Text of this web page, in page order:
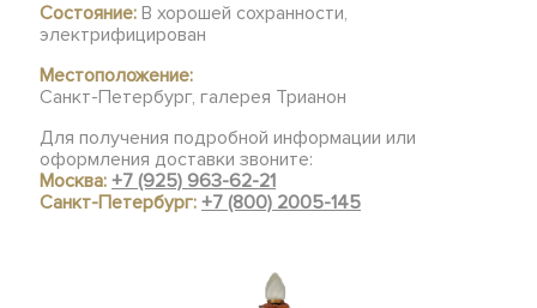
Состояние: В хорошей сохранности,
электрифицирован
Местоположение:
Санкт-Петербург, галерея Трианон
Для получения подробной информации или
оформления доставки звоните:
Москва:+7 (925) 963-62-21
Санкт-Петербург:+7 (800) 2005-145